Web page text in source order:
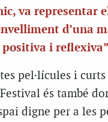
va representar
d’una
positiva i reflexiva”
pel·lícules i
és també
digne per a les